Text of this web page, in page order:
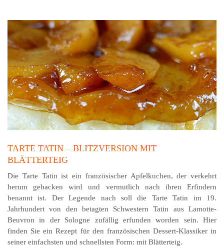
TARTE TATIN – BLITZVERSION MIT
BLÄTTERTEIG
Die Tarte Tatin ist ein französischer Apfelkuchen, der verkehrt
herum gebacken wird und vermutlich nach ihren Erfindern
benannt ist. Der Legende nach soll die Tarte Tatin im 19.
Jahrhundert von den betagten Schwestern Tatin aus Lamotte-
Beuvron in der Sologne zufällig erfunden worden sein. Hier
finden Sie ein Rezept für den französischen Dessert-Klassiker in
seiner einfachsten und schnellsten Form: mit Blätterteig.